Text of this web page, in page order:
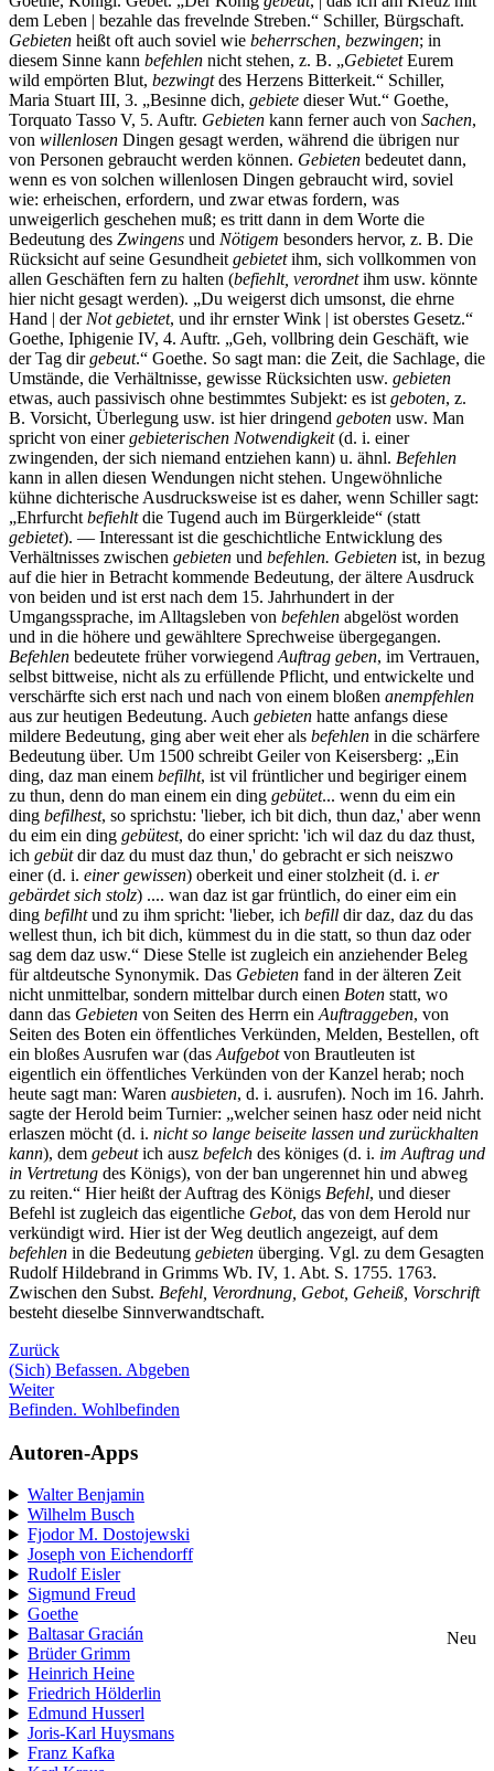
dem Leben | bezahle das frevelnde Streben.“ Schiller, Bürgschaft.
Gebieten heißt oft auch soviel wie beherrschen, bezwingen; in
diesem Sinne kann befehlen nicht stehen, z. B. „GebietetEurem
wild empörten Blut, bezwingtdes Herzens Bitterkeit.“ Schiller,
Maria Stuart III, 3. „Besinne dich, gebiete dieser Wut.“ Goethe,
Torquato Tasso V, 5. Auftr. Gebieten kann ferner auch von Sachen,
von willenlosen Dingen gesagt werden, während die übrigen nur
von Personen gebraucht werden können. Gebieten bedeutet dann,
wenn es von solchen willenlosen Dingen gebraucht wird, soviel
wie: erheischen, erfordern, und zwar etwas fordern, was
unweigerlich geschehen muß; es tritt dann in dem Worte die
Bedeutung des Zwingens und Nötigem besonders hervor, z. B. Die
Rücksicht auf seine Gesundheit gebietetihm, sich vollkommen von
allen Geschäften fern zu halten (befiehlt, verordnetihm usw. könnte
hier nicht gesagt werden). „Du weigerst dich umsonst, die ehrne
Hand | der Not gebietet, und ihr ernster Wink | ist oberstes Gesetz.“
Goethe, Iphigenie IV, 4. Auftr. „Geh, vollbring dein Geschäft, wie
der Tag dirgebeut.“ Goethe. So sagt man: die Zeit, die Sachlage, die
Umstände, die Verhältnisse, gewisse Rücksichten usw. gebieten
etwas, auch passivisch ohne bestimmtes Subjekt: es ist geboten, z.
B. Vorsicht, Überlegung usw. ist hier dringend geboten usw. Man
spricht von einergebieterischen Notwendigkeit(d. i. einer
zwingenden, der sich niemand entziehen kann) u. ähnl. Befehlen
kann in allen diesen Wendungen nicht stehen. Ungewöhnliche
kühne dichterische Ausdrucksweise ist es daher, wenn Schiller sagt:
„Ehrfurcht befiehltdie Tugend auch im Bürgerkleide“ (statt
gebietet). — Interessant ist die geschichtliche Entwicklung des
Verhältnisses zwischen gebieten und befehlen. Gebieten ist, in bezug
auf die hier in Betracht kommende Bedeutung, der ältere Ausdruck
von beiden und ist erst nach dem 15. Jahrhundert in der
Umgangssprache, im Alltagsleben von befehlen abgelöst worden
und in die höhere und gewähltere Sprechweise übergegangen.
Befehlen bedeutete früher vorwiegend Auftrag geben, im Vertrauen,
selbst bittweise, nicht als zu erfüllende Pflicht, und entwickelte und
verschärfte sich erst nach und nach von einem bloßen anempfehlen
aus zur heutigen Bedeutung. Auch gebieten hatte anfangs diese
mildere Bedeutung, ging aber weit eher als befehlen in die schärfere
Bedeutung über. Um 1500 schreibt Geiler von Keisersberg: „Ein
ding, daz man einem befilht, ist vil früntlicher und begiriger einem
zu thun, denn do man einem ein ding gebütet... wenn du eim ein
ding befilhest, so sprichstu: 'lieber, ich bit dich, thun daz,' aber wenn
du eim ein ding gebütest, do einer spricht: 'ich wil daz du daz thust,
ich gebütdir daz du must daz thun,' do gebracht er sich neiszwo
einer (d. i. einer gewissen) oberkeit und einer stolzheit (d. i. er
gebärdet sich stolz) .... wan daz ist gar früntlich, do einer eim ein
ding befilhtund zu ihm spricht: 'lieber, ich befill dir daz, daz du das
wellest thun, ich bit dich, kümmest du in die statt, so thun daz oder
sag dem daz usw.“ Diese Stelle ist zugleich ein anziehender Beleg
für altdeutsche Synonymik. Das Gebieten fand in der älteren Zeit
nicht unmittelbar, sondern mittelbar durch einen Boten statt, wo
dann das Gebieten von Seiten des Herrn ein Auftraggeben, von
Seiten des Boten ein öffentliches Verkünden, Melden, Bestellen, oft
ein bloßes Ausrufen war (das Aufgebotvon Brautleuten ist
eigentlich ein öffentliches Verkünden von der Kanzel herab; noch
heute sagt man: Waren ausbieten, d. i. ausrufen). Noch im 16. Jahrh.
sagte der Herold beim Turnier: „welcher seinen hasz oder neid nicht
erlaszen möcht (d. i. nicht so lange beiseite lassen und zurückhalten
kann), dem gebeutich ausz befelch des königes (d. i. im Auftrag und
in Vertretung des Königs), von der ban ungerennet hin und abweg
zu reiten.“ Hier heißt der Auftrag des Königs Befehl, und dieser
Befehl ist zugleich das eigentliche Gebot, das von dem Herold nur
verkündigt wird. Hier ist der Weg deutlich angezeigt, auf dem
befehlen in die Bedeutung gebieten überging. Vgl. zu dem Gesagten
Rudolf Hildebrand in Grimms Wb. IV, 1. Abt. S. 1755. 1763.
Zwischen den Subst. Befehl, Verordnung, Gebot, Geheiß, Vorschrift
besteht dieselbe Sinnverwandtschaft.
Zurück
(Sich) Befassen. Abgeben
Weiter
Befinden. Wohlbefinden
Autoren-Apps
Walter Benjamin
Wilhelm Busch
Fjodor M. Dostojewski
Joseph von Eichendorff
Rudolf Eisler
Sigmund Freud
Goethe
Baltasar Gracián
Neu
Brüder Grimm
Heinrich Heine
Friedrich Hölderlin
Edmund Husserl
Joris-Karl Huysmans
Franz Kafka